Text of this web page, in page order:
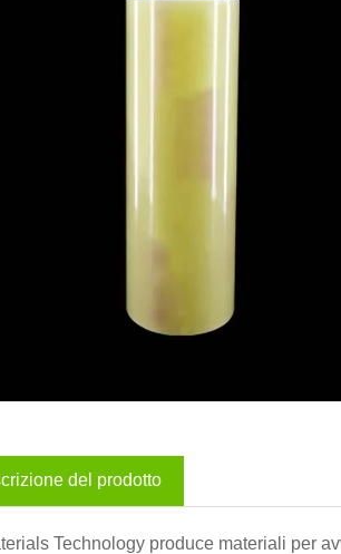
del prodotto
Technology produce materiali per